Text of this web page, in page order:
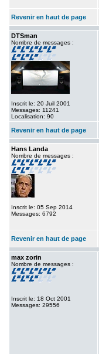
Revenir en haut de page
DTSman
Nombre de messages :
Inscrit le: 20 Juil 2001
Messages: 11241
Localisation: 90
Revenir en haut de page
Hans Landa
Nombre de messages :
Inscrit le: 05 Sep 2014
Messages: 6792
Revenir en haut de page
max zorin
Nombre de messages :
Inscrit le: 18 Oct 2001
Messages: 29556